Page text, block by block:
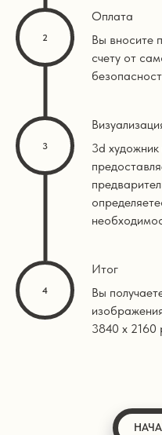
Оплата
Вы вносите
счету от
3d
Итог
Вы
3840 х 2160